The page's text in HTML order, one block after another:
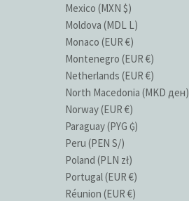
Mexico (MXN $)
Moldova (MDL L)
Monaco (EUR €)
Montenegro (EUR €)
Netherlands (EUR €)
North Macedonia (MKD ден)
Norway (EUR €)
Paraguay (PYG ₲)
Peru (PEN S/)
Poland (PLN zł)
Portugal (EUR €)
Réunion (EUR €)